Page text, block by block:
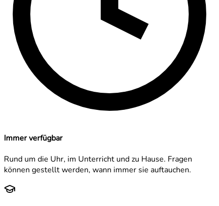
Immer verfügbar
Rund um die Uhr, im Unterricht und zu Hause. Fragen
können gestellt werden, wann immer sie auftauchen.